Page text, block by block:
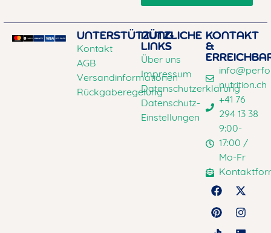
UNTERSTÜTZUNG
Kontakt
AGB
Versandinformationen
Rückgaberegelung
NÜTZLICHE
LINKS
Über uns
Impressum
Datenschutzerklärung
Datenschutz-
Einstellungen
KONTAKT
&
nutrition.ch
+41 76
294 13 38
9:00-
17:00 /
Mo-Fr